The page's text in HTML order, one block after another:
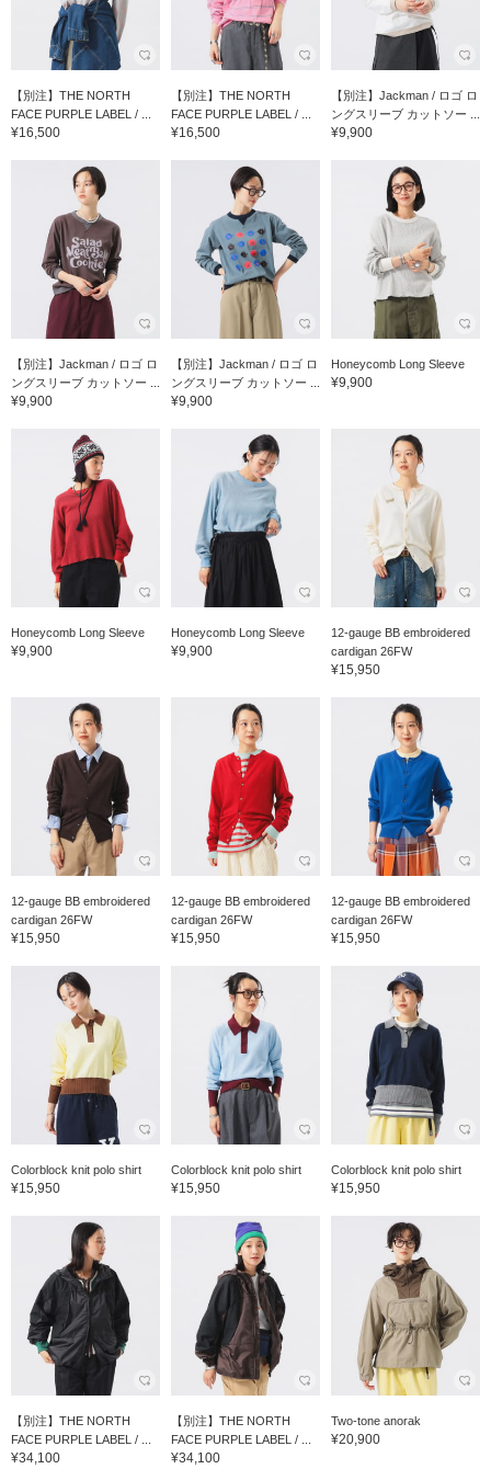
【別注】THE NORTH
FACE PURPLE LABEL / ...
¥16,500
【別注】THE NORTH
FACE PURPLE LABEL / ...
¥16,500
【別注】Jackman / ロゴ ロ
ングスリーブ カットソー ...
¥9,900
【別注】Jackman / ロゴ ロ
ングスリーブ カットソー ...
¥9,900
【別注】Jackman / ロゴ ロ
ングスリーブ カットソー ...
¥9,900
Honeycomb Long Sleeve
¥9,900
Honeycomb Long Sleeve
¥9,900
Honeycomb Long Sleeve
¥9,900
12-gauge BB embroidered
cardigan 26FW
¥15,950
12-gauge BB embroidered
cardigan 26FW
¥15,950
12-gauge BB embroidered
cardigan 26FW
¥15,950
12-gauge BB embroidered
cardigan 26FW
¥15,950
Colorblock knit polo shirt
¥15,950
Colorblock knit polo shirt
¥15,950
Colorblock knit polo shirt
¥15,950
【別注】THE NORTH
FACE PURPLE LABEL / ...
¥34,100
【別注】THE NORTH
FACE PURPLE LABEL / ...
¥34,100
Two-tone anorak
¥20,900